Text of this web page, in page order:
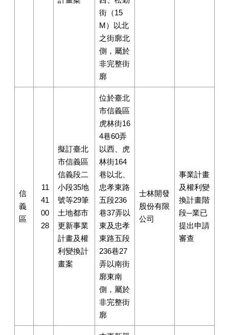
街（15
M）以北
之街廓北
側，屬於
非完整街
廓
信
義
區
11
41
00
28
擬訂臺北
市信義區
信義段二
小段35地
號等29筆
土地都市
更新事業
計畫及權
利變換計
畫案
位於臺北
市信義區
虎林街16
4巷60弄
以西、虎
林街164
巷以北、
忠孝東路
五段236
巷37弄以
東及忠孝
東路五段
236巷27
弄以南街
廓東南
側，屬於
非完整街
廓
士林開發
股份有限
公司
事業計畫
及權利變
換計畫階
段─業已
提出申請
審查